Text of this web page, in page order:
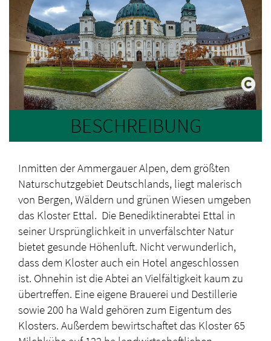
BESCHREIBUNG
Inmitten der Ammergauer Alpen, dem größten
Naturschutzgebiet Deutschlands, liegt malerisch
von Bergen, Wäldern und grünen Wiesen umgeben
das Kloster Ettal. Die Benediktinerabtei Ettal in
seiner Ursprünglichkeit in unverfälschter Natur
bietet gesunde Höhenluft. Nicht verwunderlich,
dass dem Kloster auch ein Hotel angeschlossen
ist. Ohnehin ist die Abtei an Vielfältigkeit kaum zu
übertreffen. Eine eigene Brauerei und Destillerie
sowie 200 ha Wald gehören zum Eigentum des
Klosters. Außerdem bewirtschaftet das Kloster 65